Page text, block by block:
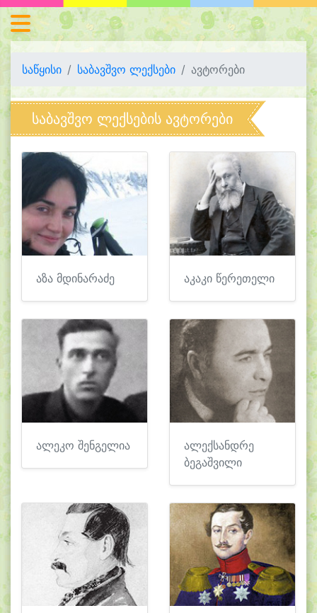
საწყისი საბავშვო ლექსები ავტორები
საბავშვო ლექსების ავტორები
აზა მდინარაძე აკაკი წერეთელი
ალეკო შენგელია
ალექსანდრე
ბეგაშვილი